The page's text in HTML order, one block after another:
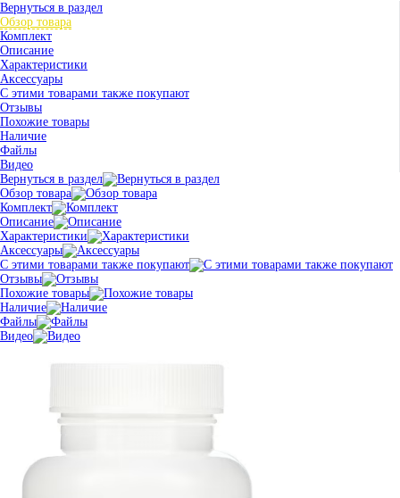
Вернуться в раздел
Обзор товара
Комплект
Описание
Характеристики
Аксессуары
С этими товарами также покупают
Отзывы
Похожие товары
Наличие
Файлы
Видео
Вернуться в раздел
Обзор товара
Комплект
Описание
Характеристики
Аксессуары
С этими товарами также покупают
Отзывы
Похожие товары
Наличие
Файлы
Видео